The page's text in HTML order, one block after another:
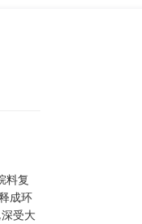
料复
成环
受大